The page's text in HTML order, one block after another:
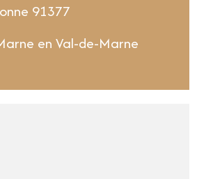
91377
en Val-de-Marne